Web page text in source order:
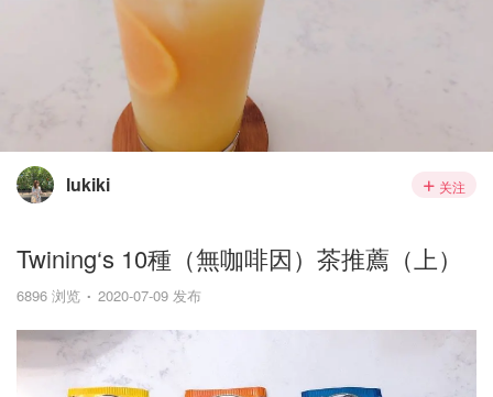
lukiki 关注
Twining‘s 10種（無咖啡因）茶推薦（上）
6896 浏览 2020-07-09 发布